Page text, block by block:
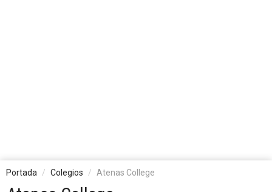
Portada Colegios Atenas College